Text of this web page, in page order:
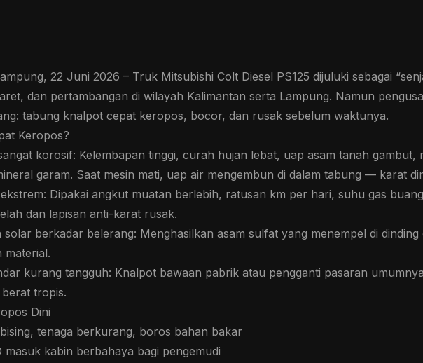
22 Juni 2026 – Truk Mitsubishi Colt Diesel PS125 dijuluki sebagai
dan pertambangan di wilayah Kalimantan serta Lampung. Namun
tabung knalpot cepat keropos, bocor, dan rusak sebelum waktunya.
Keropos?
korosif: Kelembapan tinggi, curah hujan lebat, uap asam tanah gambut,
garam. Saat mesin mati, uap air mengembun di dalam tabung — karat
Dipakai angkut muatan berlebih, ratusan km per hari, suhu gas
dan lapisan anti-karat rusak.
solar berkadar belerang: Menghasilkan asam sulfat yang menempel di
material.
kurang tangguh: Knalpot bawaan pabrik atau pengganti pasaran
tropis.
Dini
tenaga berkurang, boros bahan bakar
masuk kabin berbahaya bagi pengemudi